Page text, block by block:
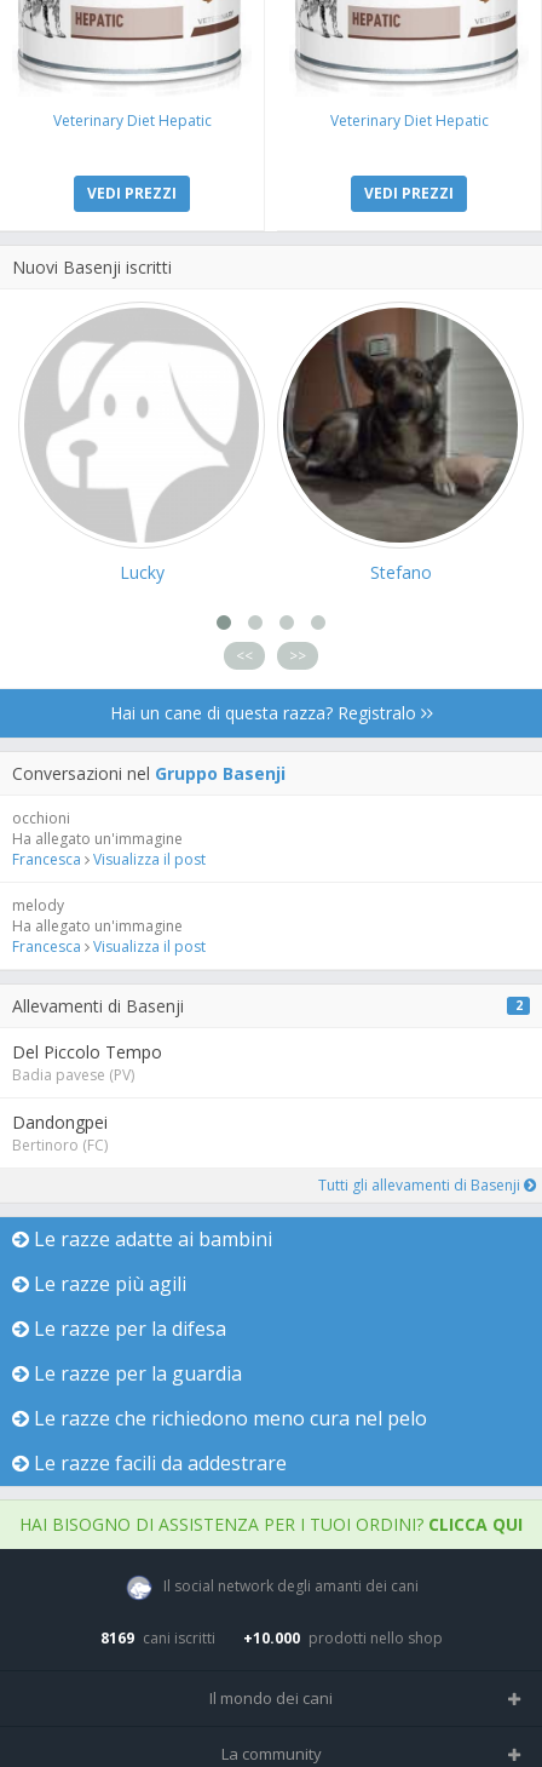
Veterinary Diet Hepatic
VEDI PREZZI
Veterinary Diet Hepatic
VEDI PREZZI
Nuovi Basenji iscritti
Lucky Stefano
<< >>
Hai un cane di questa razza? Registralo
Conversazioni nel Gruppo Basenji
occhioni
Ha allegato un'immagine
Francesca
Visualizza il post
melody
Ha allegato un'immagine
Francesca
Visualizza il post
Allevamenti di Basenji 2
Del Piccolo Tempo
Badia pavese (PV)
Dandongpei
Bertinoro (FC)
Tutti gli allevamenti di Basenji
Le razze adatte ai bambini
Le razze più agili
Le razze per la difesa
Le razze per la guardia
Le razze che richiedono meno cura nel pelo
Le razze facili da addestrare
HAI BISOGNO DI ASSISTENZA PER I TUOI ORDINI? CLICCA QUI
Il social network degli amanti dei cani
8169 cani iscritti +10.000 prodotti nello shop
Il mondo dei cani
Tutte le razze
La community